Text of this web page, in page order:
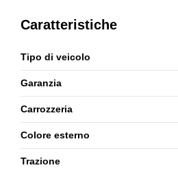
Caratteristiche
Tipo di veicolo
Garanzia
Carrozzeria
Colore esterno
Trazione